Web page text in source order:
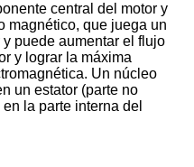
central del motor y
magnético, que juega un
puede aumentar el flujo
y lograr la máxima
Un núcleo
un estator (parte no
la parte interna del